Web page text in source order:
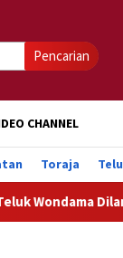
Pencarian
CHANNEL
Toraja
Dilantik,